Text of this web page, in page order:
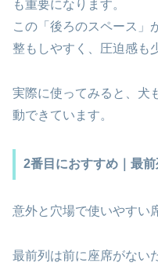
も重要になります。
この「後ろのスペース」
整もしやすく、圧迫感も
実際に使ってみると、犬
動できています。
2番目におすすめ｜最前
意外と穴場で使いやすい
最前列は前に座席がない